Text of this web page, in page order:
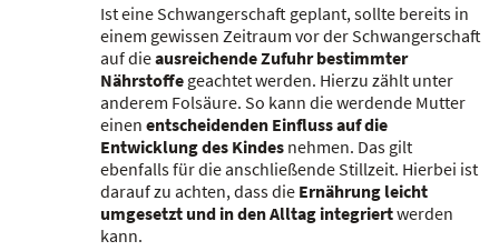
Ist eine Schwangerschaft geplant, sollte bereits in
einem gewissen Zeitraum vor der Schwangerschaft
auf dieausreichende Zufuhr bestimmter
Nährstoffe geachtet werden. Hierzu zählt unter
anderem Folsäure. So kann die werdende Mutter
einen entscheidenden Einfluss auf die
Entwicklung des Kindes nehmen. Das gilt
ebenfalls für die anschließende Stillzeit. Hierbei ist
darauf zu achten, dass die Ernährung leicht
umgesetzt und in den Alltag integriertwerden
kann.